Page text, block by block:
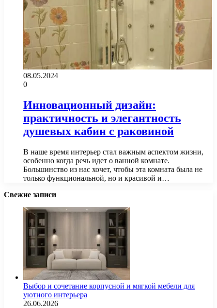
08.05.2024
0
Инновационный дизайн:
практичность и элегантность
душевых кабин с раковиной
В наше время интерьер стал важным аспектом жизни,
особенно когда речь идет о ванной комнате.
Большинство из нас хочет, чтобы эта комната была не
только функциональной, но и красивой и…
Свежие записи
Выбор и сочетание корпусной и мягкой мебели для
уютного интерьера
26.06.2026